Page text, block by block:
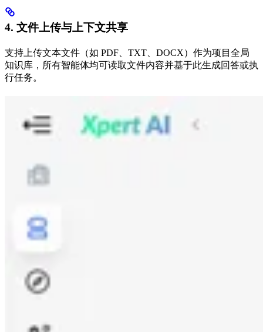
4. 文件上传与上下文共享
支持上传文本文件（如 PDF、TXT、DOCX）作为项目全局
知识库，所有智能体均可读取文件内容并基于此生成回答或执
行任务。